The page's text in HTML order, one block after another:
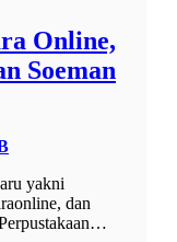
Online,
Soeman
yakni
dan